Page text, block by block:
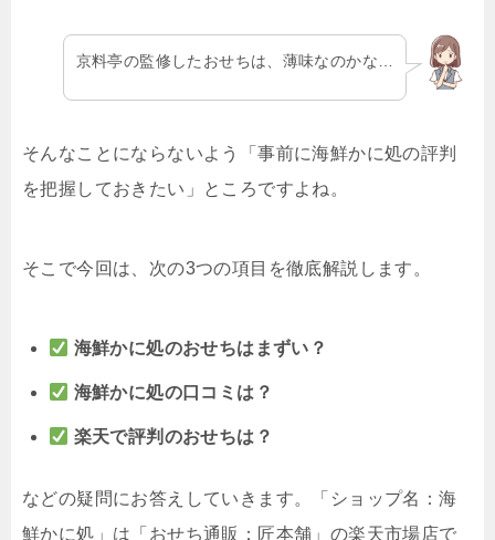
京料亭の監修したおせちは、薄味なのかな…
そんなことにならないよう「事前に海鮮かに処の評判
を把握しておきたい」ところですよね。
そこで今回は、次の3つの項目を徹底解説します。
海鮮かに処のおせちはまずい？
海鮮かに処の口コミは？
楽天で評判のおせちは？
などの疑問にお答えしていきます。「ショップ名：海
鮮かに処」は「おせち通販： 匠本舗」の楽天市場店で